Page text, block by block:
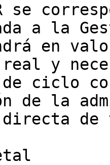
se
a la
en
y
ciclo
de la
directa